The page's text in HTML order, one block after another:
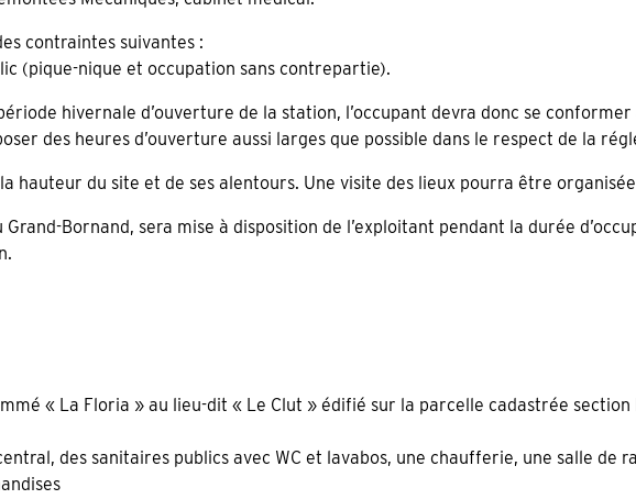
contraintes suivantes :
(pique-nique et occupation sans contrepartie).
hivernale d’ouverture de la station, l’occupant devra donc se conformer
des heures d’ouverture aussi larges que possible dans le respect de la
hauteur du site et de ses alentours. Une visite des lieux pourra être
Bornand, sera mise à disposition de l’exploitant pendant la durée
« La Floria » au lieu-dit « Le Clut » édifié sur la parcelle cadastrée section
des sanitaires publics avec WC et lavabos, une chaufferie, une salle de